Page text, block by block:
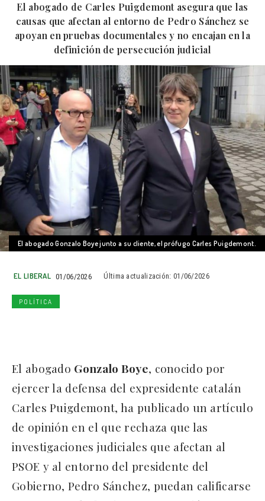
El abogado de Carles Puigdemont asegura que las
causas que afectan al entorno de Pedro Sánchez se
apoyan en pruebas documentales y no encajan en la
definición de persecución judicial
El abogado Gonzalo Boye junto a su cliente, el prófugo Carles Puigdemont.
EL LIBERAL 01/06/2026 Última actualización: 01/06/2026
POLÍTICA
El abogado Gonzalo Boye, conocido por
ejercer la defensa del expresidente catalán
Carles Puigdemont, ha publicado un artículo
de opinión en el que rechaza que las
investigaciones judiciales que afectan al
PSOE y al entorno del presidente del
Gobierno, Pedro Sánchez, puedan calificarse